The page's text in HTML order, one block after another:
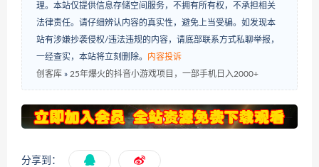
理。本站仅提供信息存储空间服务，不拥有所有权，不承担相关
法律责任。请仔细辨认内容的真实性，避免上当受骗。如发现本
站有涉嫌抄袭侵权/违法违规的内容，请底部联系方式私聊举报，
一经查实，本站将立刻删除。 内容投诉
创客库 » 25年爆火的抖音小游戏项目，一部手机日入2000+
分享到：